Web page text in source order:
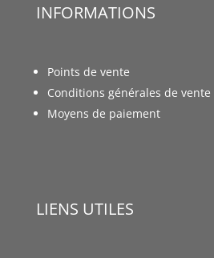
INFORMATIONS
Points de vente
Conditions générales de vente
Moyens de paiement
LIENS UTILES